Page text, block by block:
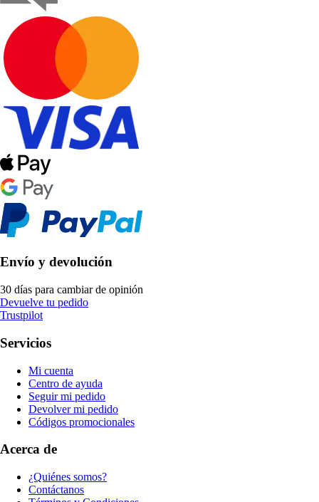
Envío y devolución
30 días para cambiar de opinión
Devuelve tu pedido
Trustpilot
Servicios
Mi cuenta
Centro de ayuda
Seguir mi pedido
Devolver mi pedido
Códigos promocionales
Acerca de
¿Quiénes somos?
Contáctanos